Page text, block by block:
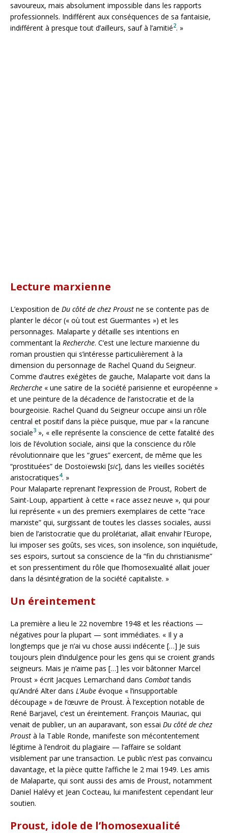
savoureux, mais absolument impossible dans les rapports
professionnels. Indifférent aux conséquences de sa fantaisie,
indifférent à presque tout d’ailleurs, sauf à l’amitié2. »
Lecture marxienne
L’exposition de Du côté de chez Proust ne se contente pas de
planter le décor (« où tout est Guermantes ») et les
personnages. Malaparte y détaille ses intentions en
commentant la Recherche. C’est une lecture marxienne du
roman proustien qui s’intéresse particulièrement à la
dimension du personnage de Rachel Quand du Seigneur.
Comme d’autres exégètes de gauche, Malaparte voit dans la
Recherche « une satire de la société parisienne et européenne »
et une peinture de la décadence de l’aristocratie et de la
bourgeoisie. Rachel Quand du Seigneur occupe ainsi un rôle
central et positif dans la pièce puisque, mue par « la rancune
sociale3 », « elle représente la conscience de cette fatalité des
lois de l’évolution sociale, ainsi que la conscience du rôle
révolutionnaire que les “grues” exercent, de même que les
“prostituées” de Dostoïewski [sic], dans les vieilles sociétés
aristocratiques4. »
Pour Malaparte reprenant l’expression de Proust, Robert de
Saint-Loup, appartient à cette « race assez neuve », qui pour
lui représente « un des premiers exemplaires de cette “race
marxiste” qui, surgissant de toutes les classes sociales, aussi
bien de l’aristocratie que du prolétariat, allait envahir l’Europe,
lui imposer ses goûts, ses vices, son insolence, son inquiétude,
ses espoirs, surtout sa conscience de la “fin du christianisme”
et son pressentiment du rôle que l’homosexualité allait jouer
dans la désintégration de la société capitaliste. »
Un éreintement
La première a lieu le 22 novembre 1948 et les réactions —
négatives pour la plupart — sont immédiates. « Il y a
longtemps que je n’ai vu chose aussi indécente […] Je suis
toujours plein d’indulgence pour les gens qui se croient grands
seigneurs. Mais je n’aime pas […] les voir bâtonner Marcel
Proust » écrit Jacques Lemarchand dans Combattandis
qu’André Alter dans L’Aube évoque « l’insupportable
découpage » de l’œuvre de Proust. À l’exception notable de
René Barjavel, c’est un éreintement. François Mauriac, qui
venait de publier, un an auparavant, son essai Du côté de chez
Proust à la Table Ronde, manifeste son mécontentement
légitime à l’endroit du plagiaire — l’affaire se soldant
visiblement par une transaction. Le public n’est pas convaincu
davantage, et la pièce quitte l’affiche le 2 mai 1949. Les amis
de Malaparte, qui sont aussi des amis de Proust, notamment
Daniel Halévy et Jean Cocteau, lui manifestent cependant leur
soutien.
Proust, idole de l’homosexualité